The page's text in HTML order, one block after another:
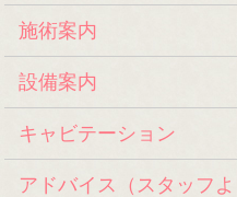
施術案内
設備案内
キャビテーション
アドバイス（スタッフよ